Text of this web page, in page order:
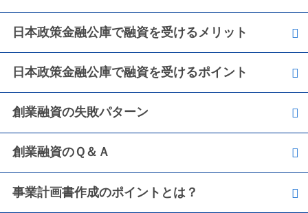
日本政策金融公庫で融資を受けるメリット
日本政策金融公庫で融資を受けるポイント
創業融資の失敗パターン
創業融資のＱ＆Ａ
事業計画書作成のポイントとは？